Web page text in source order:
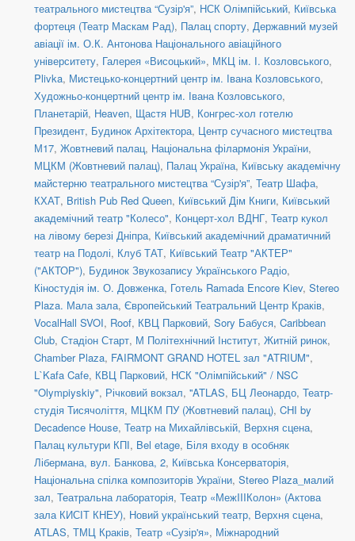
театрального мистецтва “Сузір'я”, НСК Олімпійський, Київська
фортеця (Театр Маскам Рад), Палац спорту, Державний музей
авіації ім. О.К. Антонова Національного авіаційного
університету, Галерея «Висоцький», МКЦ ім. І. Козловського,
Plivka, Мистецько-концертний центр ім. Івана Козловського,
Художньо-концертний центр ім. Івана Козловського,
Планетарій, Heaven, Щастя HUB, Конгрес-хол готелю
Президент, Будинок Архітектора, Центр сучасного мистецтва
М17, Жовтневий палац, Національна філармонія України,
МЦКМ (Жовтневий палац), Палац Україна, Київську академічну
майстерню театрального мистецтва “Сузір'я”, Театр Шафа,
КХАТ, British Pub Red Queen, Київський Дім Книги, Київський
академічний театр "Колесо", Концерт-хол ВДНГ, Театр кукол
на лівому березі Дніпра, Київський академічний драматичний
театр на Подолі, Клуб ТАТ, Київський Театр "АКТЕР"
("АКТОР"), Будинок Звукозапису Українського Радіо,
Кіностудія ім. О. Довженка, Готель Ramada Encore Kiev, Stereo
Plaza. Мала зала, Європейський Театральний Центр Краків,
VocalHall SVOI, Roof, КВЦ Парковий, Sory Бабуся, Caribbean
Club, Стадіон Старт, М Політехнічний Інститут, Житній ринок,
Chamber Plaza, FAIRMONT GRAND HOTEL зал "ATRIUM",
L`Kafa Cafe, КВЦ Парковий, НСК "Олімпійський" / NSC
"Olympiyskiy", Річковий вокзал, ''ATLAS, БЦ Леонардо, Театр-
студія Тисячоліття, МЦКМ ПУ (Жовтневий палац), CHI by
Decadence House, Театр на Михайлівській, Верхня сцена,
Палац культури КПІ, Bel etage, Біля входу в особняк
Лібермана, вул. Банкова, 2, Київська Консерваторія,
Національна спілка композиторів України, Stereo Plaza_малий
зал, Театральна лабораторія, Театр «МежIIIКолон» (Актова
зала КИСІТ КНЕУ), Новий український театр, Верхня сцена,
ATLAS, ТМЦ Краків, Театр «Сузір'я», Міжнародний